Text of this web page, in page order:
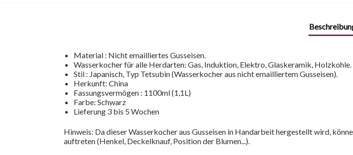
Material : Nicht emailliertes Gusseisen.
Wasserkocher für alle Herdarten: Gas, Induktion, Elektro, Glaskeramik, Holzkohle.
Stil : Japanisch, Typ Tetsubin (Wasserkocher aus nicht emailliertem Gusseisen).
Herkunft: China
Fassungsvermögen : 1100ml (1,1L)
Farbe: Schwarz
Lieferung 3 bis 5 Wochen
Hinweis: Da dieser Wasserkocher aus Gusseisen in Handarbeit hergestellt wird,
auftreten (Henkel, Deckelknauf, Position der Blumen...).